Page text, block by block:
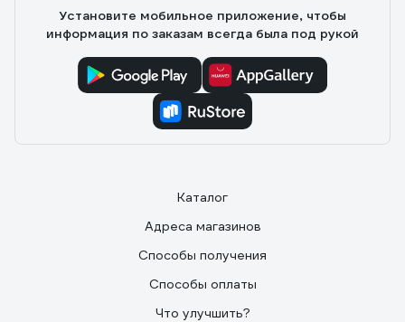
Установите мобильное приложение, чтобы
информация по заказам всегда была под рукой
Каталог
Адреса магазинов
Способы получения
Способы оплаты
Что улучшить?